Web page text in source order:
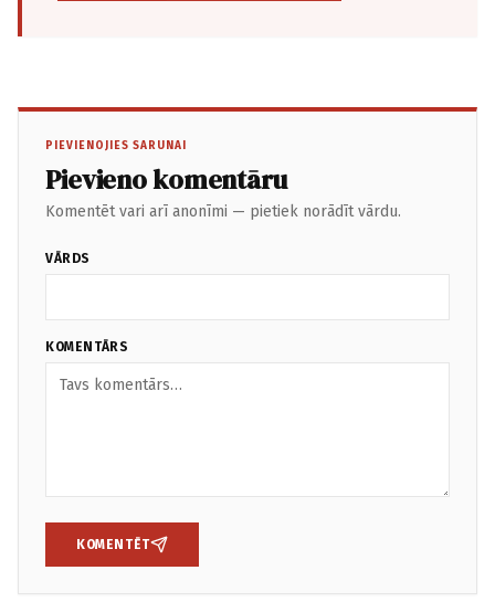
PIEVIENOJIES SARUNAI
Pievieno komentāru
Komentēt vari arī anonīmi — pietiek norādīt vārdu.
VĀRDS
KOMENTĀRS
KOMENTĒT